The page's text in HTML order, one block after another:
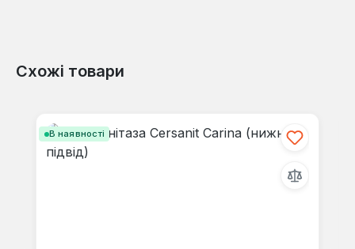
Схожі товари
В наявності